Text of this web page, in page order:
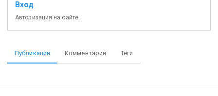
Вход
Авторизация на сайте.
Публикации Комментарии Теги